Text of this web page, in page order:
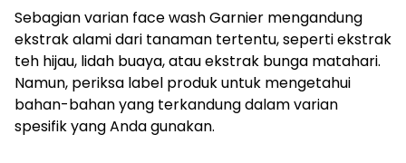
Sebagian varian face wash Garnier mengandung
ekstrak alami dari tanaman tertentu, seperti ekstrak
teh hijau, lidah buaya, atau ekstrak bunga matahari.
Namun, periksa label produk untuk mengetahui
bahan-bahan yang terkandung dalam varian
spesifik yang Anda gunakan.